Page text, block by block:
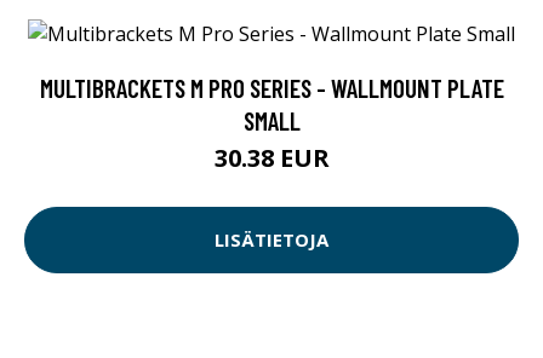
MULTIBRACKETS M PRO SERIES - WALLMOUNT PLATE
SMALL
30.38 EUR
LISÄTIETOJA